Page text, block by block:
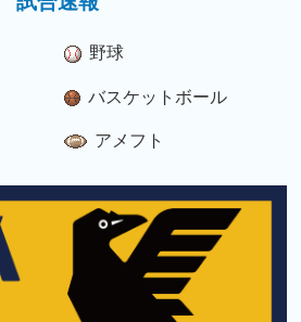
野球
バスケットボール
アメフト